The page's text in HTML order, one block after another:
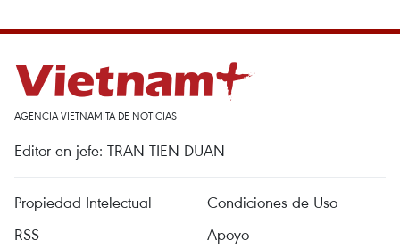
AGENCIA VIETNAMITA DE NOTICIAS
Editor en jefe: TRAN TIEN DUAN
Propiedad Intelectual
Condiciones de Uso
RSS
Apoyo